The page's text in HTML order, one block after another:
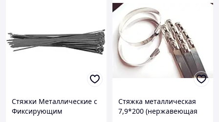
Стяжки Металлические с
Фиксирующим
Стяжка металлическая
7,9*200 (нержавеющая